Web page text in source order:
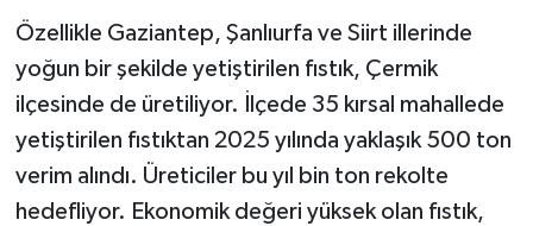
Özellikle Gaziantep, Şanlıurfa ve Siirt illerinde
yoğun bir şekilde yetiştirilen fıstık, Çermik
ilçesinde de üretiliyor. İlçede 35 kırsal mahallede
yetiştirilen fıstıktan 2025 yılında yaklaşık 500 ton
verim alındı. Üreticiler bu yıl bin ton rekolte
hedefliyor. Ekonomik değeri yüksek olan fıstık,